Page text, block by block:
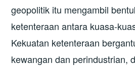
geopolitik itu mengambil
ketenteraan antara kuasa-
Kekuatan ketenteraan
kewangan dan perindustrian,